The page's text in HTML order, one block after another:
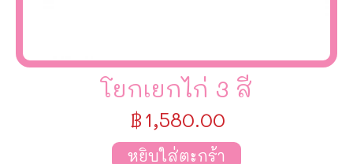
โยกเยกไก่ 3 สี
฿1,580.00
หยิบใส่ตะกร้า